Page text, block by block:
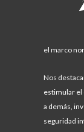
el marco
Nos
estimular el
a demás,
seguridad